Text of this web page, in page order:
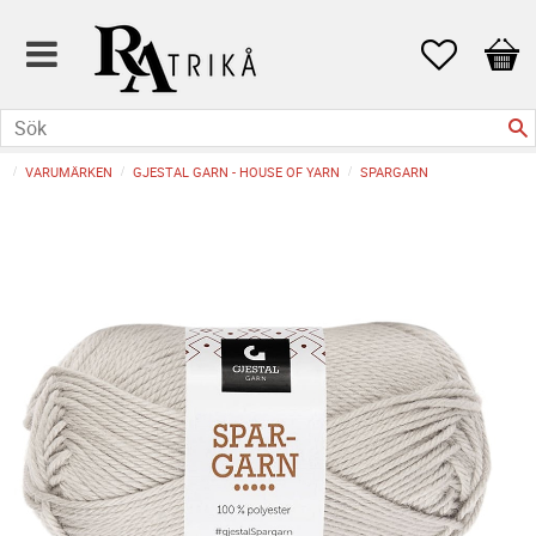
Favoriter
VARUMÄRKEN GJESTAL GARN - HOUSE OF YARN SPARGARN